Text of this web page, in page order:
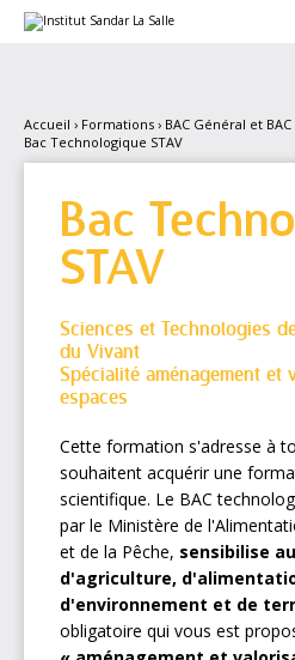
navigation
personnels
Accueil › Formations › BAC Général et
Bac Technologique STAV
Bac
STAV
Sciences et Technologies
du Vivant
Spécialité aménagement et
espaces
Cette formation s'adresse à
souhaitent acquérir une
scientifique. Le BAC
par le Ministère de
et de la Pêche, sensibilise
d'agriculture,
d'environnement et de
obligatoire qui vous est